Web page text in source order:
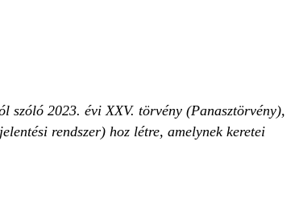
szóló 2023. évi XXV. törvény (Panasztörvény),
rendszer) hoz létre, amelynek keretei